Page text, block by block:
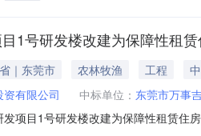
1号研发楼改建为保障性租
｜东莞市 农林牧渔 工程
有限公司 中标单位： 东莞市万事
项目1号研发楼改建为保障性租赁住